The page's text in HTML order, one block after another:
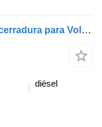
Volvo FM9 (01.01-12.05) 20588326 cerradura para Volvo FM7-FM12, FM, FMX (1998-2014) cabeza tractora
diésel